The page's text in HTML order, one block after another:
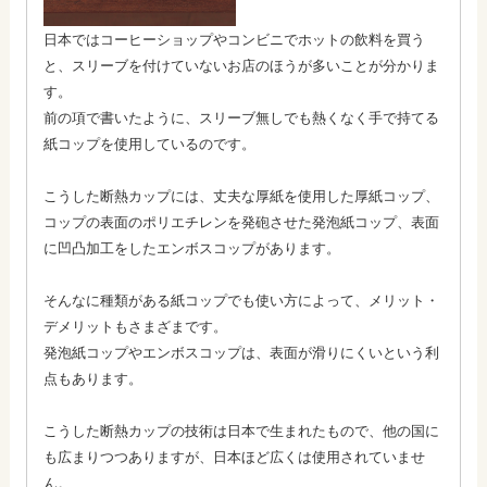
日本ではコーヒーショップやコンビニでホットの飲料を買う
と、スリーブを付けていないお店のほうが多いことが分かりま
す。
前の項で書いたように、スリーブ無しでも熱くなく手で持てる
紙コップを使用しているのです。
こうした断熱カップには、丈夫な厚紙を使用した厚紙コップ、
コップの表面のポリエチレンを発砲させた発泡紙コップ、表面
に凹凸加工をしたエンボスコップがあります。
そんなに種類がある紙コップでも使い方によって、メリット・
デメリットもさまざまです。
発泡紙コップやエンボスコップは、表面が滑りにくいという利
点もあります。
こうした断熱カップの技術は日本で生まれたもので、他の国に
も広まりつつありますが、日本ほど広くは使用されていませ
ん。